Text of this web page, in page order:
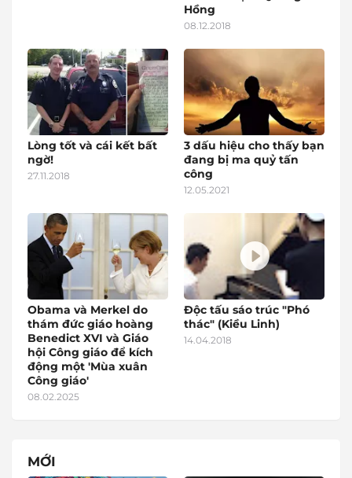
Hồng
08.12.2018
Lòng tốt và cái kết bất
ngờ!
27.11.2018
3 dấu hiệu cho thấy bạn
đang bị ma quỷ tấn
công
12.05.2021
Obama và Merkel do
thám đức giáo hoàng
Benedict XVI và Giáo
hội Công giáo để kích
động một 'Mùa xuân
Công giáo'
08.02.2025
Độc tấu sáo trúc "Phó
thác" (Kiều Linh)
14.04.2018
MỚI